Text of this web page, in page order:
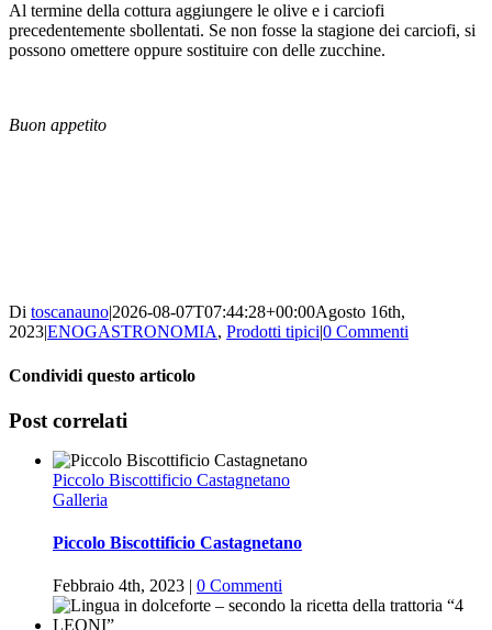
Al termine della cottura aggiungere le olive e i carciofi
precedentemente sbollentati. Se non fosse la stagione dei carciofi, si
possono omettere oppure sostituire con delle zucchine.
Buon appetito
Di toscanauno|2026-08-07T07:44:28+00:00Agosto 16th,
2023|ENOGASTRONOMIA, Prodotti tipici|0 Commenti
Condividi questo articolo
Facebook
Twitter
WhatsApp
Pinterest
Vk
Post correlati
Piccolo Biscottificio Castagnetano
Galleria
Piccolo Biscottificio Castagnetano
Febbraio 4th, 2023 | 0 Commenti